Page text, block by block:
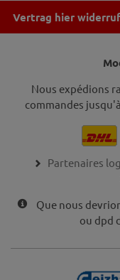
Vertrag hier
Nous expédions
commandes
Partenaires
Que nous
ou dpd